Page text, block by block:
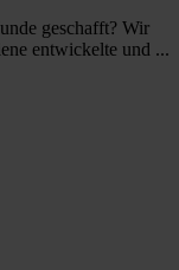
geschafft? Wir
entwickelte und ...